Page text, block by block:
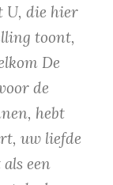
U, die hier
toont,
De
de
hebt
uw liefde
een